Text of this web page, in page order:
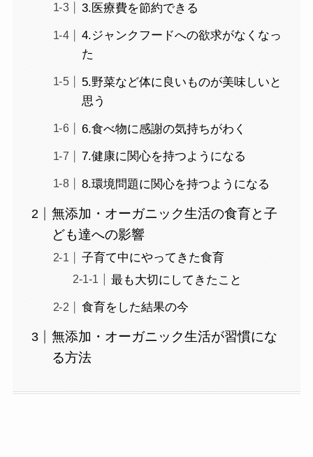
3.医療費を節約できる
4.ジャンクフードへの欲求がなくなっ
た
5.野菜など体に良いものが美味しいと
思う
6.食べ物に感謝の気持ちがわく
7.健康に関心を持つようになる
8.環境問題に関心を持つようになる
無添加・オーガニック生活の食育と子
ども達への影響
子育て中にやってきた食育
最も大切にしてきたこと
食育をした結果の今
無添加・オーガニック生活が習慣にな
る方法